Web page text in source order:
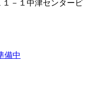
－１中津センタービ
備中